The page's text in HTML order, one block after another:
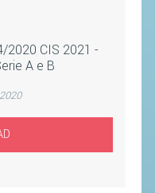
2020 CIS 2021 -
A e B
NAZIONALE